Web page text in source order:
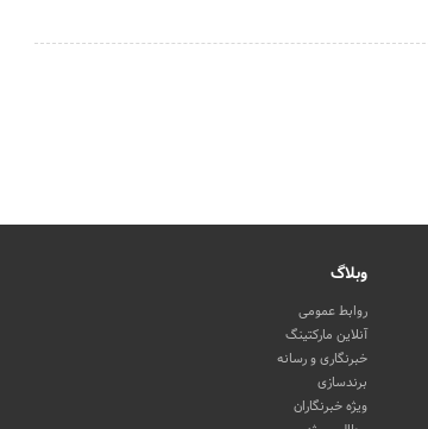
وبلاگ
روابط عمومی
آنلاین مارکتینگ
خبرنگاری و رسانه
برندسازی
ویژه خبرنگاران